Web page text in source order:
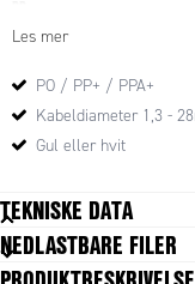
er en flat profil som er
ulike produseneter.
PPA
er en flat profil med en
Les mer
PO / PP+ / PPA+
Kabeldiameter 1,3 -
Gul eller hvit
TEKNISKE DATA
NEDLASTBARE FILER